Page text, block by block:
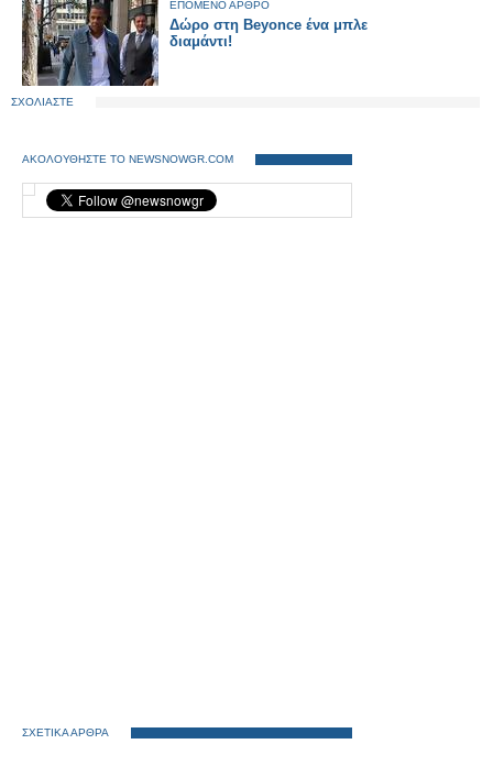
ΕΠΟΜΕΝΟ ΑΡΘΡΟ
Δώρο στη Beyonce ένα μπλε
διαμάντι!
ΣΧΟΛΙΑΣΤΕ
ΑΚΟΛΟΥΘΗΣΤΕ ΤΟ NEWSNOWGR.COM
ΣΧΕΤΙΚΑ ΑΡΘΡΑ